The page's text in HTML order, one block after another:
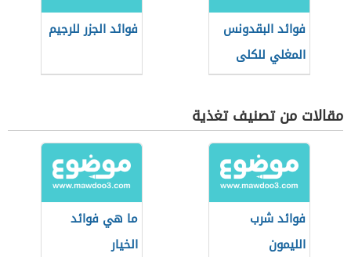
فوائد البقدونس
المغلي للكلى
فوائد الجزر للرجيم
مقالات من تصنيف تغذية
فوائد شرب
الليمون
ما هي فوائد
الخيار